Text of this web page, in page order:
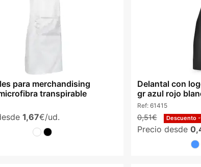
para merchandising
transpirable
1,67€/ud.
Delantal con
gr azul rojo
Ref: 61415
0,51€ Descuento
Precio desde